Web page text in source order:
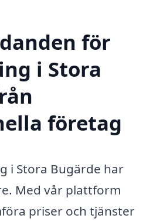
för
i Stora
företag
i Stora Bugärde har
Med vår plattform
priser och tjänster